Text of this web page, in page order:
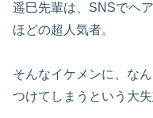
遥巳先輩は、SNSでヘ
ほどの超人気者。
そんなイケメンに、な
つけてしまうという大